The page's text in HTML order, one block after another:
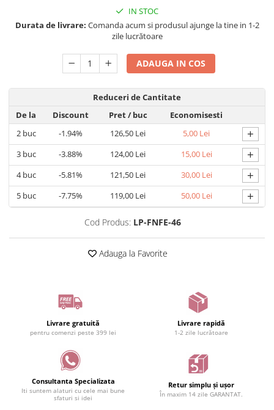
IN STOC
Durata de livrare: Comanda acum si produsul ajunge la tine in 1-2
zile lucrătoare
ADAUGA IN COS
Reduceri de Cantitate
De la
Discount Pret/ buc
Economisesti
2buc -1.94% 126,50 Lei 5,00 Lei +
3buc -3.88% 124,00 Lei 15,00 Lei +
4buc -5.81% 121,50 Lei 30,00 Lei +
5buc -7.75% 119,00 Lei 50,00 Lei +
Cod Produs: LP-FNFE-46
Adauga la Favorite
Livrare gratuită
pentru comenzi peste 399 lei
Livrare rapidă
1-2 zile lucrătoare
Consultanta Specializata
Iti suntem alaturi cu cele mai bune
sfaturi si idei
Retur simplu și ușor
În maxim 14 zile GARANTAT.